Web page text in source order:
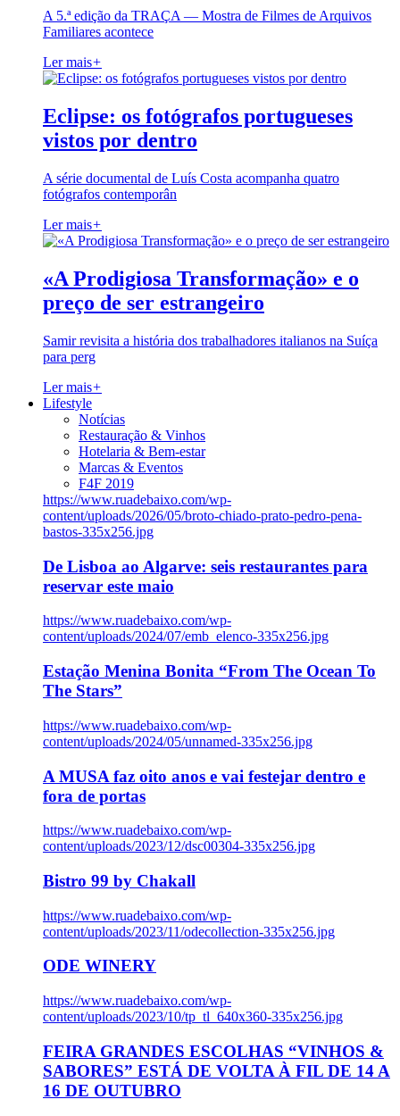
A 5.ª edição da TRAÇA — Mostra de Filmes de Arquivos
Familiares acontece
Ler mais+
Eclipse: os fotógrafos portugueses
vistos por dentro
A série documental de Luís Costa acompanha quatro
fotógrafos contemporân
Ler mais+
«A Prodigiosa Transformação» e o
preço de ser estrangeiro
Samir revisita a história dos trabalhadores italianos na Suíça
para perg
Ler mais+
Lifestyle
Notícias
Restauração & Vinhos
Hotelaria & Bem-estar
Marcas & Eventos
F4F 2019
https://www.ruadebaixo.com/wp-
content/uploads/2026/05/broto-chiado-prato-pedro-pena-
bastos-335x256.jpg
De Lisboa ao Algarve: seis restaurantes para
reservar este maio
https://www.ruadebaixo.com/wp-
content/uploads/2024/07/emb_elenco-335x256.jpg
Estação Menina Bonita “From The Ocean To
The Stars”
https://www.ruadebaixo.com/wp-
content/uploads/2024/05/unnamed-335x256.jpg
A MUSA faz oito anos e vai festejar dentro e
fora de portas
https://www.ruadebaixo.com/wp-
content/uploads/2023/12/dsc00304-335x256.jpg
Bistro 99 by Chakall
https://www.ruadebaixo.com/wp-
content/uploads/2023/11/odecollection-335x256.jpg
ODE WINERY
https://www.ruadebaixo.com/wp-
content/uploads/2023/10/tp_tl_640x360-335x256.jpg
FEIRA GRANDES ESCOLHAS “VINHOS &
SABORES” ESTÁ DE VOLTA À FIL DE 14 A
16 DE OUTUBRO